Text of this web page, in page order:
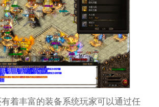
着丰富的装备系统玩家可以通过任